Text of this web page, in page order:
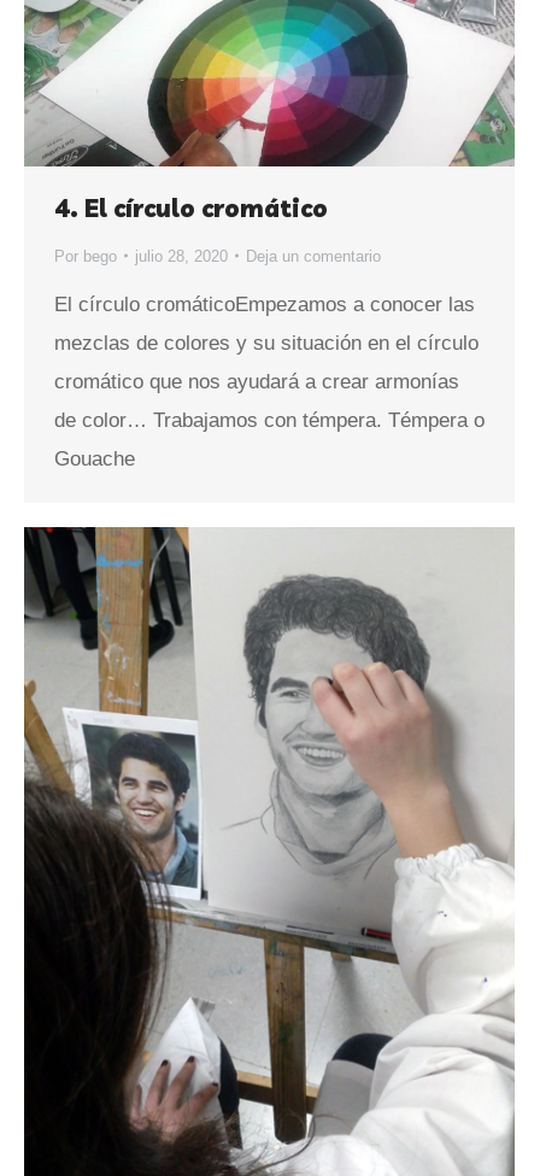
4. El círculo cromático
Por bego julio 28, 2020 Deja un comentario
El círculo cromáticoEmpezamos a conocer las
mezclas de colores y su situación en el círculo
cromático que nos ayudará a crear armonías
de color… Trabajamos con témpera. Témpera o
Gouache